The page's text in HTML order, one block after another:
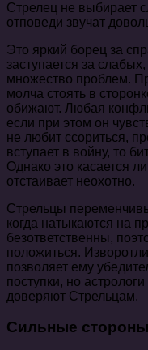
Стрелец не выбирает
отповеди звучат
Это яркий борец за
заступается за
множество проблем.
молча стоять в
обижают. Любая
если при этом он
не любит ссориться,
вступает в войну, то
Однако это касается
отстаивает неохотно.
Стрельцы
когда натыкаются на
безответственны,
положиться.
позволяет ему
поступки, но
доверяют Стрельцам.
Сильные стороны